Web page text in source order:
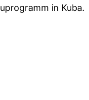
in Kuba.